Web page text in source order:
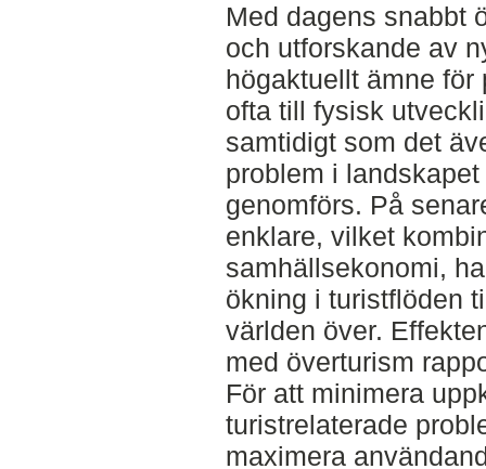
Med dagens snabbt
och utforskande av
högaktuellt ämne för
ofta till fysisk
samtidigt som det
problem i
genomförs. På
enklare, vilket
samhällsekonomi,
ökning i turistflöden
världen över.
med överturism
För att minimera
turistrelaterade
maximera